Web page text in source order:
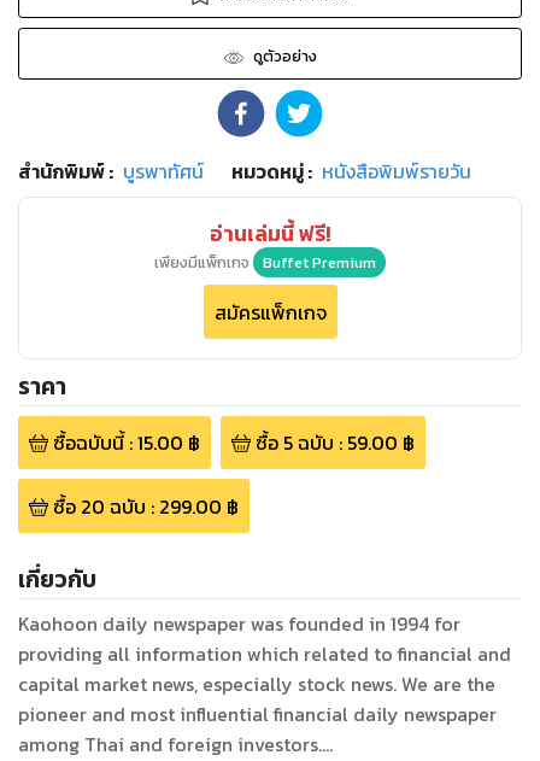
ดูตัวอย่าง
สำนักพิมพ์: บูรพาทัศน์ หมวดหมู่: หนังสือพิมพ์รายวัน
อ่านเล่มนี้ ฟรี!
เพียงมีแพ็กเกจ Buffet Premium
สมัครแพ็กเกจ
ราคา
ซื้อฉบับนี้:15.00 ฿ ซื้อ 5ฉบับ : 59.00 ฿
ซื้อ 20 ฉบับ : 299.00 ฿
เกี่ยวกับ
Kaohoon daily newspaper was founded in 1994 for
providing all information which related to financial and
capital market news, especially stock news. We are the
pioneer and most influential financial daily newspaper
among Thai and foreign investors.